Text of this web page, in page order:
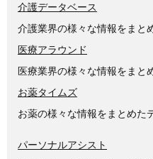
介護データベース
介護業界の様々な情報をまと
医療アラウンド
医療業界の様々な情報をまと
お薬タイムズ
お薬の様々な情報をまとめた
パーソナルアシスト